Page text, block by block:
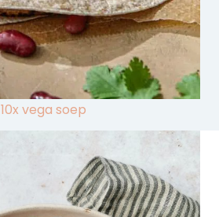
10x vega soep